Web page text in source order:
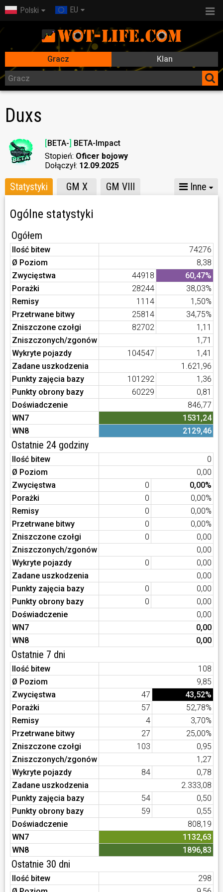
Polski EU
Gracz Klan
Duxs
[BETA-] BETA-Impact
Stopień: Oficer bojowy
Dołączył: 12.09.2025
Statystyki GM X GM VIII Inne
Ogólne statystyki
Ogółem
Ilość bitew
74276
Ø Poziom
8,38
Zwycięstwa
44918
60,47%
Porażki
28244
38,03%
Remisy
1114
1,50%
Przetrwane bitwy
25814
34,75%
Zniszczone czołgi
82702
1,11
Zniszczonych/zgonów
1,71
Wykryte pojazdy
104547
1,41
Zadane uszkodzenia
1.621,96
Punkty zajęcia bazy
101292
1,36
Punkty obrony bazy
60229
0,81
Doświadczenie
846,77
WN7
1531,24
WN8
2129,46
Ostatnie 24 godziny
Ilość bitew
0
Ø Poziom
0,00
Zwycięstwa
0
0,00%
Porażki
0
0,00%
Remisy
0
0,00%
Przetrwane bitwy
0
0,00%
Zniszczone czołgi
0
0,00
Zniszczonych/zgonów
0,00
Wykryte pojazdy
0
0,00
Zadane uszkodzenia
0,00
Punkty zajęcia bazy
0
0,00
Punkty obrony bazy
0
0,00
Doświadczenie
0,00
WN7
0,00
WN8
0,00
Ostatnie 7 dni
Ilość bitew
108
Ø Poziom
9,85
Zwycięstwa
47
43,52%
Porażki
57
52,78%
Remisy
4
3,70%
Przetrwane bitwy
27
25,00%
Zniszczone czołgi
103
0,95
Zniszczonych/zgonów
1,27
Wykryte pojazdy
84
0,78
Zadane uszkodzenia
2.333,08
Punkty zajęcia bazy
54
0,50
Punkty obrony bazy
59
0,55
Doświadczenie
808,19
WN7
1132,63
WN8
1896,83
Ostatnie 30 dni
Ilość bitew
298